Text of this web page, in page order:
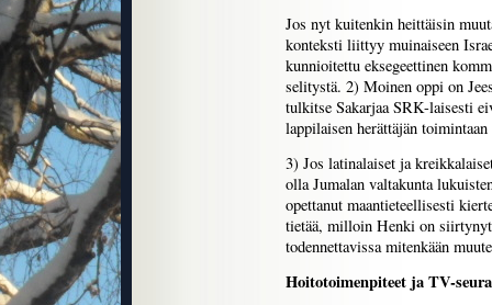
Jos nyt kuitenkin heittäisin
konteksti liittyy muinaiseen
kunnioitettu eksegeettinen
selitystä. 2) Moinen oppi on
tulkitse Sakarjaa SRK-laisesti
lappilaisen herättäjän
3) Jos latinalaiset ja
olla Jumalan valtakunta
opettanut maantieteellisesti
tietää, milloin Henki on
todennettavissa mitenkään
Hoitotoimenpiteet ja TV-